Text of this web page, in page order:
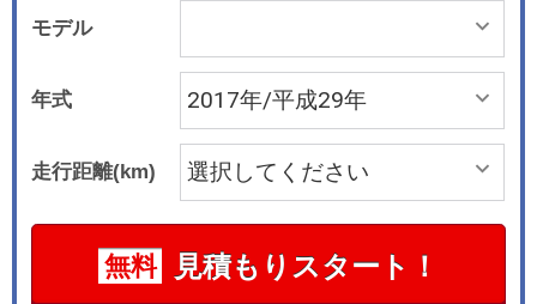
イトとサントリーニブラックの2色のボディカラ
ーを用意。ルーフとリアスポイラーをコリスグレ
ーで仕上げたコントラストペイントや、18インチ
アロイホイール、フィギュアドマカッサルウッド
のトリムなどを特別装備して、よりスタイリッシ
ュな外観に仕上げている。 同年6月23日には特別
仕様車「アランチョ・ネロ」を設定し、24台の限
定モデルとして同日に受注を開始した。 「アラン
チョ・ネロ」は、2017年3月にオフィシャル契約
モデル
年式
走行距離(km)
無料 見積もりスタート！